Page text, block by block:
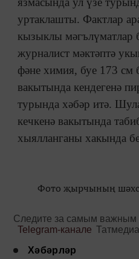
уртаклашты. Фактлар
кызыклы мәгълүматлар
журналист мәктәптә
фәне химия, буе 173 см
вакытында кендегенә
турында хәбәр итә.
кечкенә вакытында
хыялланганы хакында
Фото җырчының
Следите за самым важным
Telegram-канале Татмедиа
Хәбәрләр